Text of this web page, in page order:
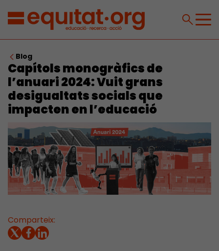
Blog
Capítols monogràfics de
l’anuari 2024: Vuit grans
desigualtats socials que
impacten en l’educació
Comparteix: